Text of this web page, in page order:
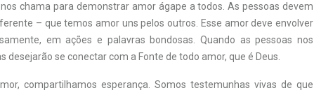
chama para demonstrar amor ágape a todos. As pessoas devem
– que temos amor uns pelos outros. Esse amor deve envolver
em ações e palavras bondosas. Quando as pessoas nos
desejarão se conectar com a Fonte de todo amor, que é Deus.
compartilhamos esperança. Somos testemunhas vivas de que